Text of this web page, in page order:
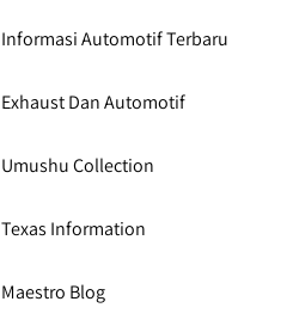
Informasi Automotif Terbaru
Exhaust Dan Automotif
Umushu Collection
Texas Information
Maestro Blog